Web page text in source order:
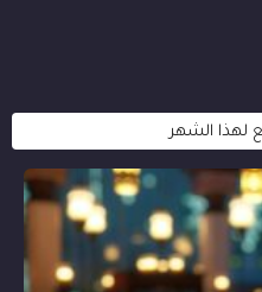
لهذا الشهر